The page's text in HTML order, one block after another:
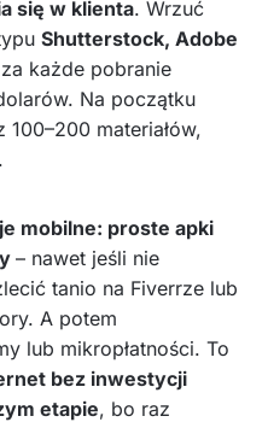
się w klienta. Wrzuć
Shutterstock, Adobe
każde pobranie
Na początku
materiałów,
mobilne: proste apki
– nawet jeśli nie
tanio na Fiverrze lub
A potem
lub mikropłatności. To
bez inwestycji
etapie, bo raz